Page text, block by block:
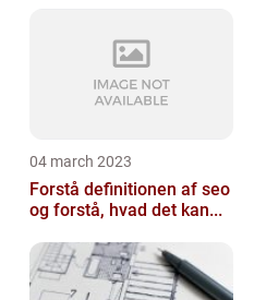
04 march 2023
Forstå definitionen af seo
og forstå, hvad det kan...